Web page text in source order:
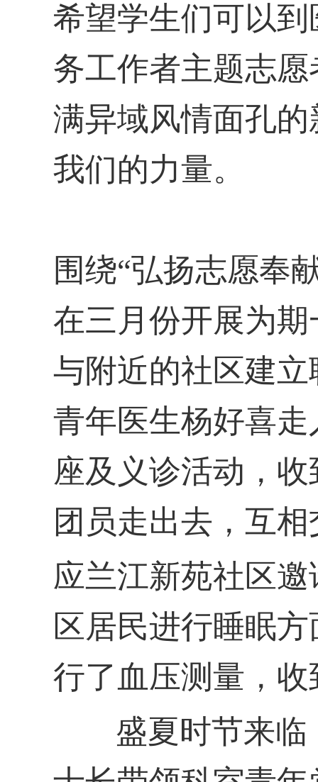
希望学生们可以
务工作者主题志
满异域风情面孔
我们的力量。
围绕“弘扬志愿奉
在三月份开展为
与附近的社区建
青年医生杨好喜
座及义诊活动，
团员走出去，互
应兰江新苑社区
区居民进行睡眠
行了血压测量，
盛夏时节来临